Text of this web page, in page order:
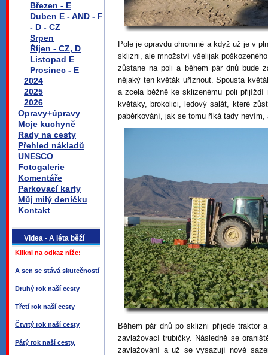
Březen - E
Duben E - AND - F
- D - CZ
Srpen
Říjen - CZ, D
Listopad E
Prosinec - E
2024
2025
2026
Opravy+úpravy
Moje kuchyně
Rady na cesty
Přehled nákladů
UNESCO
Fotogalerie
Komentáře
Parkovací karty
Můj milý deníčku
Kontakt
Videa - A léta běží
Klikni na odkaz níže:
A sen se stává skutečností
Druhý rok naší cesty
Třetí rok naší cesty
Čtvrtý rok naší cesty
Pátý rok naší cesty.
Pole je opravdu ohromné a když už je v
sklizni, ale množství všelijak
zůstane na poli a během pár dnů bude
nějaký ten květák uříznout. Spousta
a zcela běžně ke sklizenému poli
květáky, brokolici, ledový salát, které
paběrkování, jak se tomu říká tady
Během pár dnů po sklizni přijede traktor
zavlažovací trubičky. Následně se
zavlažování a už se vysazují nové